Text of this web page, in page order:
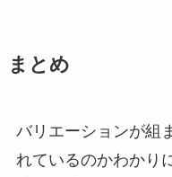
まとめ
バリエーションが組
れているのかわかり